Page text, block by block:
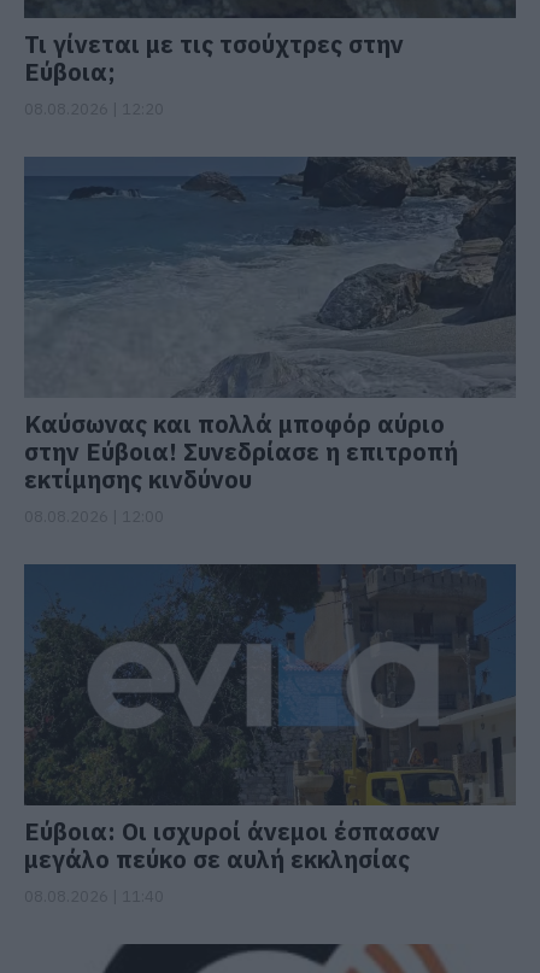
Τι γίνεται με τις τσούχτρες στην
Εύβοια;
Καύσωνας και πολλά μποφόρ αύριο
στην Εύβοια! Συνεδρίασε η επιτροπή
εκτίμησης κινδύνου
Εύβοια: Οι ισχυροί άνεμοι έσπασαν
μεγάλο πεύκο σε αυλή εκκλησίας